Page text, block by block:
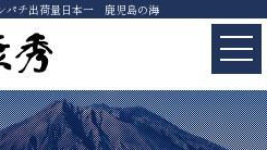
パチ出荷量日本一 鹿児島の海